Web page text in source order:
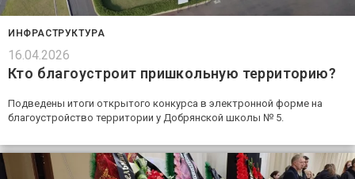
ИНФРАСТРУКТУРА
16.04.2026
Кто благоустроит пришкольную территорию?
Подведены итоги открытого конкурса в электронной форме на
благоустройство территории у Добрянской школы № 5.